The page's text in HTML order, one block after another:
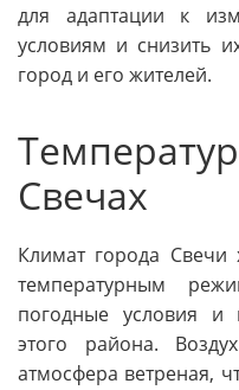
для адаптации к
условиям и снизить
город и его жителей.
Свечах
Климат города Свечи
температурным
погодные условия и
этого района.
атмосфера ветреная,